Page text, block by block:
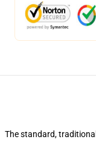
The standard,